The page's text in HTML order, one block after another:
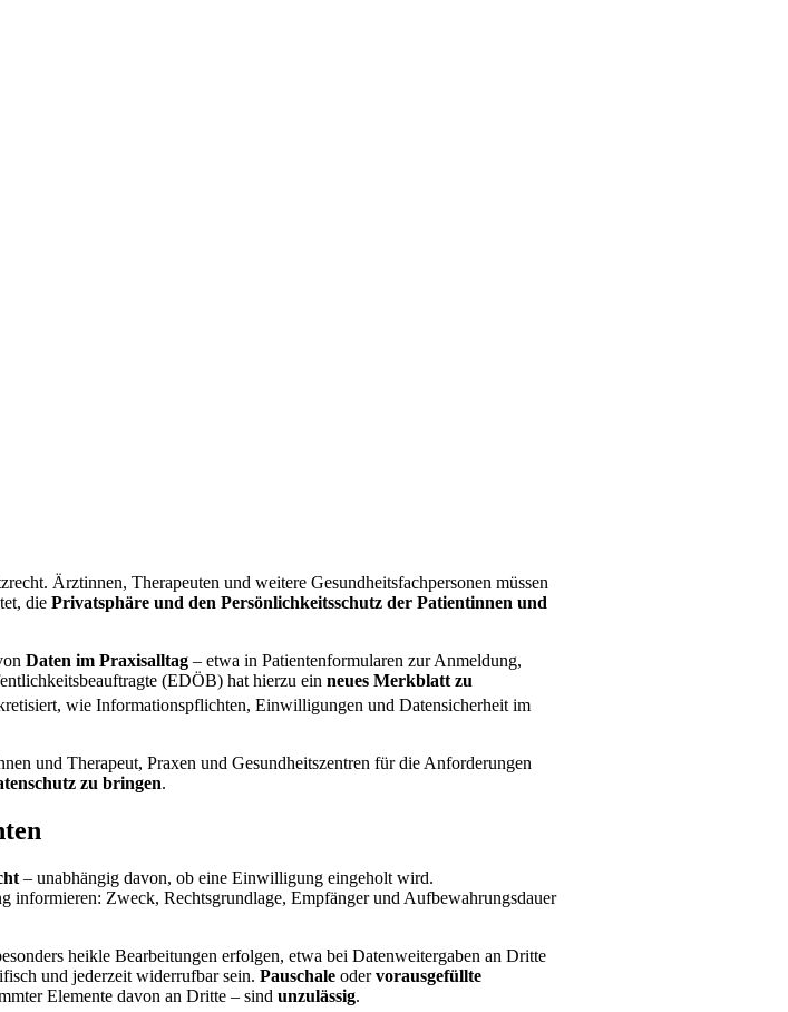
Ärztinnen, Therapeuten und weitere Gesundheitsfachpersonen müssen
die Privatsphäre und den Persönlichkeitsschutz der Patientinnen und
Daten im Praxisalltag – etwa in Patientenformularen zur Anmeldung,
(EDÖB) hat hierzu ein neues Merkblatt zu
wie Informationspflichten, Einwilligungen und Datensicherheit im
und Therapeut, Praxen und Gesundheitszentren für die Anforderungen
zu bringen.
– unabhängig davon, ob eine Einwilligung eingeholt wird.
informieren: Zweck, Rechtsgrundlage, Empfänger und Aufbewahrungsdauer
heikle Bearbeitungen erfolgen, etwa bei Datenweitergaben an Dritte
und jederzeit widerrufbar sein. Pauschale odervorausgefüllte
Elemente davon an Dritte – sind unzulässig.